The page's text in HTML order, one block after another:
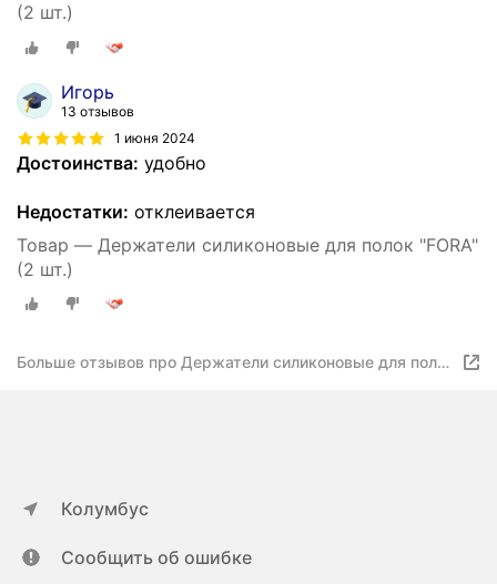
(2 шт.)
Игорь
13 отзывов
1 июня 2024
Достоинства: удобно
Недостатки: отклеивается
Товар — Держатели силиконовые для полок "FORA"
(2 шт.)
Больше отзывов про Держатели силиконовые для полок
Колумбус
Сообщить об ошибке